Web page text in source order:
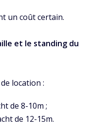
un coût certain.
et le standing du
location :
de 8-10m ;
de 12-15m.